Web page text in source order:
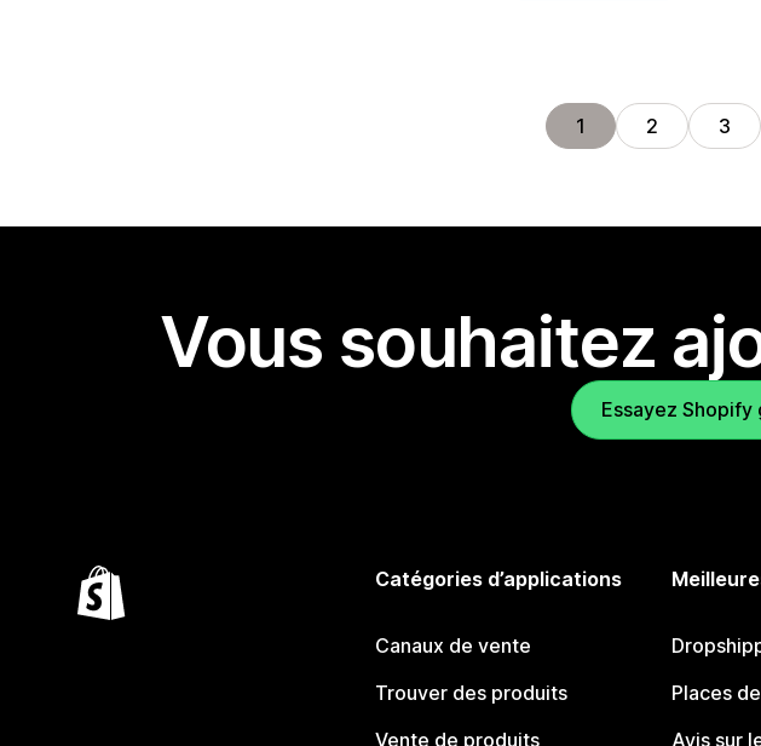
1 2 3
Vous souhaitez
Essayez
Catégories d’applications
Canaux de vente
Trouver des produits
Vente de produits
Places
Avis sur